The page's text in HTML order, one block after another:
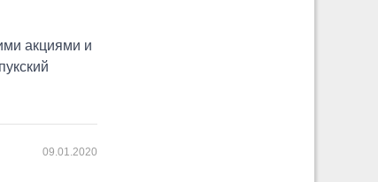
акциями и
09.01.2020